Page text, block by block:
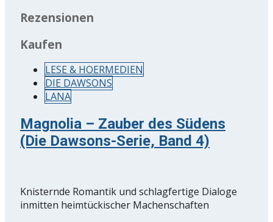
Rezensionen
Kaufen
LESE & HOERMEDIEN
DIE DAWSONS
LANA
Magnolia – Zauber des Südens
(Die Dawsons-Serie, Band 4)
Knisternde Romantik und schlagfertige Dialoge
inmitten heimtückischer Machenschaften